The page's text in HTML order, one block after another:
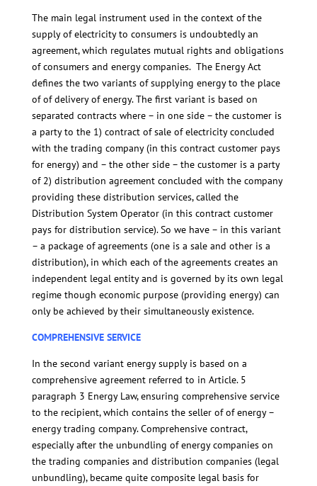
The main legal instrument used in the context of the
supply of electricity to consumers is undoubtedly an
agreement, which regulates mutual rights and obligations
of consumers and energy companies. The Energy Act
defines the two variants of supplying energy to the place
of of delivery of energy. The first variant is based on
separated contracts where – in one side – the customer is
a party to the 1) contract of sale of electricity concluded
with the trading company (in this contract customer pays
for energy) and – the other side – the customer is a party
of 2) distribution agreement concluded with the company
providing these distribution services, called the
Distribution System Operator (in this contract customer
pays for distribution service). So we have – in this variant
– a package of agreements (one is a sale and other is a
distribution), in which each of the agreements creates an
independent legal entity and is governed by its own legal
regime though economic purpose (providing energy) can
only be achieved by their simultaneously existence.
COMPREHENSIVE SERVICE
In the second variant energy supply is based on a
comprehensive agreement referred to in Article. 5
paragraph 3 Energy Law, ensuring comprehensive service
to the recipient, which contains the seller of of energy –
energy trading company. Comprehensive contract,
especially after the unbundling of energy companies on
the trading companies and distribution companies (legal
unbundling), became quite composite legal basis for